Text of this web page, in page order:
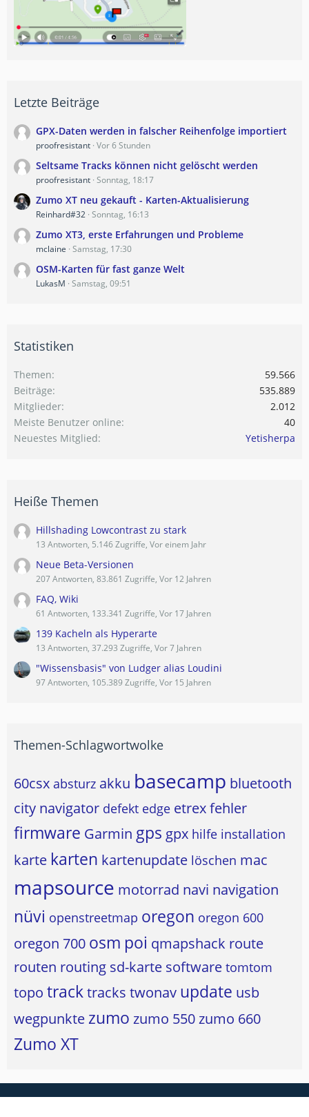
Letzte Beiträge
GPX-Daten werden in falscher Reihenfolge importiert
proofresistant Vor 6 Stunden
Seltsame Tracks können nicht gelöscht werden
proofresistant Sonntag, 18:17
Zumo XT neu gekauft - Karten-Aktualisierung
Reinhard#32 Sonntag, 16:13
Zumo XT3, erste Erfahrungen und Probleme
mclaine Samstag, 17:30
OSM-Karten für fast ganze Welt
LukasM Samstag, 09:51
Statistiken
Themen
59.566
Beiträge
535.889
Mitglieder
2.012
Meiste Benutzer online
40
Neuestes Mitglied
Yetisherpa
Heiße Themen
Hillshading Lowcontrast zu stark
13 Antworten, 5.146 Zugriffe, Vor einem Jahr
Neue Beta-Versionen
207 Antworten, 83.861 Zugriffe, Vor 12 Jahren
FAQ, Wiki
61 Antworten, 133.341 Zugriffe, Vor 17 Jahren
139 Kacheln als Hyperarte
13 Antworten, 37.293 Zugriffe, Vor 7 Jahren
"Wissensbasis" von Ludger alias Loudini
97 Antworten, 105.389 Zugriffe, Vor 15 Jahren
Themen-Schlagwortwolke
60csx absturz akku basecamp bluetooth
city navigator defekt edge etrexfehler
firmware Garmin gps gpx hilfe installation
karte karten kartenupdate löschen mac
mapsource motorrad navi navigation
nüvi openstreetmap oregon oregon 600
oregon 700 osm poi qmapshack route
routen routing sd-karte software tomtom
topo tracktracks twonav update usb
wegpunkte zumo zumo 550zumo 660
Zumo XT